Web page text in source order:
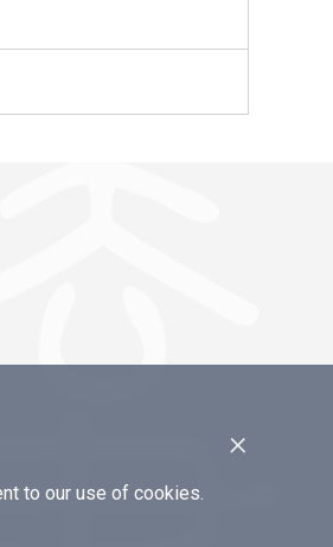
×
to our use of cookies.